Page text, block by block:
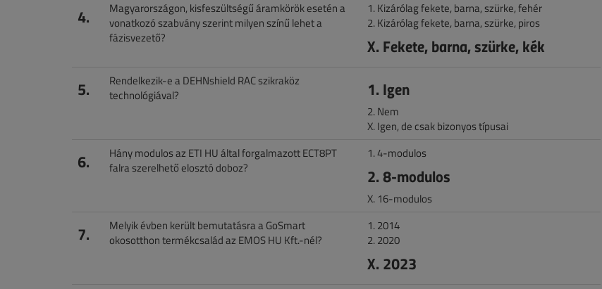
4.
Magyarországon, kisfeszültségű áramkörök esetén a
vonatkozó szabvány szerint milyen színű lehet a
fázisvezető?
1. Kizárólag fekete, barna, szürke, fehér
2. Kizárólag fekete, barna, szürke, piros
X. Fekete, barna, szürke, kék
5.
Rendelkezik-e a DEHNshield RAC szikraköz
technológiával?
1. Igen
2. Nem
X. Igen, de csak bizonyos típusai
6.
Hány modulos az ETI HU által forgalmazott ECT8PT
falra szerelhető elosztó doboz?
1. 4-modulos
2. 8-modulos
X. 16-modulos
7.
Melyik évben került bemutatásra a GoSmart
okosotthon termékcsalád az EMOS HU Kft.-nél?
1. 2014
2. 2020
X. 2023